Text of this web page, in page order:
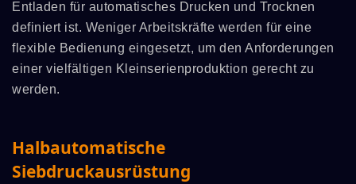
Entladen für automatisches Drucken und Trocknen
definiert ist. Weniger Arbeitskräfte werden für eine
flexible Bedienung eingesetzt, um den Anforderungen
einer vielfältigen Kleinserienproduktion gerecht zu
werden.
Halbautomatische
Siebdruckausrüstung